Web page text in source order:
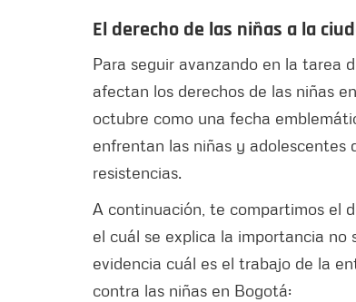
El derecho de las niñas a la
Para seguir avanzando en la tarea
afectan los derechos de las niñas
octubre como una fecha
enfrentan las niñas y adolescentes
resistencias.
A continuación, te compartimos el
el cuál se explica la importancia
evidencia cuál es el trabajo de la
contra las niñas en Bogotá: